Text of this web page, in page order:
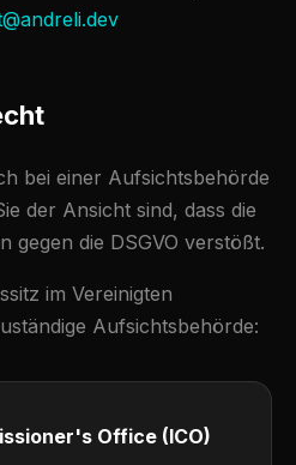
bei einer Aufsichtsbehörde
der Ansicht sind, dass die
gegen die DSGVO verstößt.
im Vereinigten
Aufsichtsbehörde:
Office (ICO)